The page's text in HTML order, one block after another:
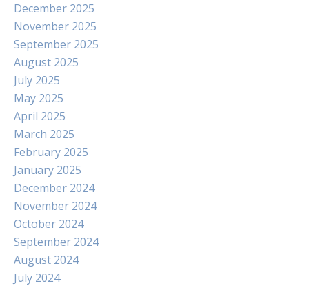
December 2025
November 2025
September 2025
August 2025
July 2025
May 2025
April 2025
March 2025
February 2025
January 2025
December 2024
November 2024
October 2024
September 2024
August 2024
July 2024